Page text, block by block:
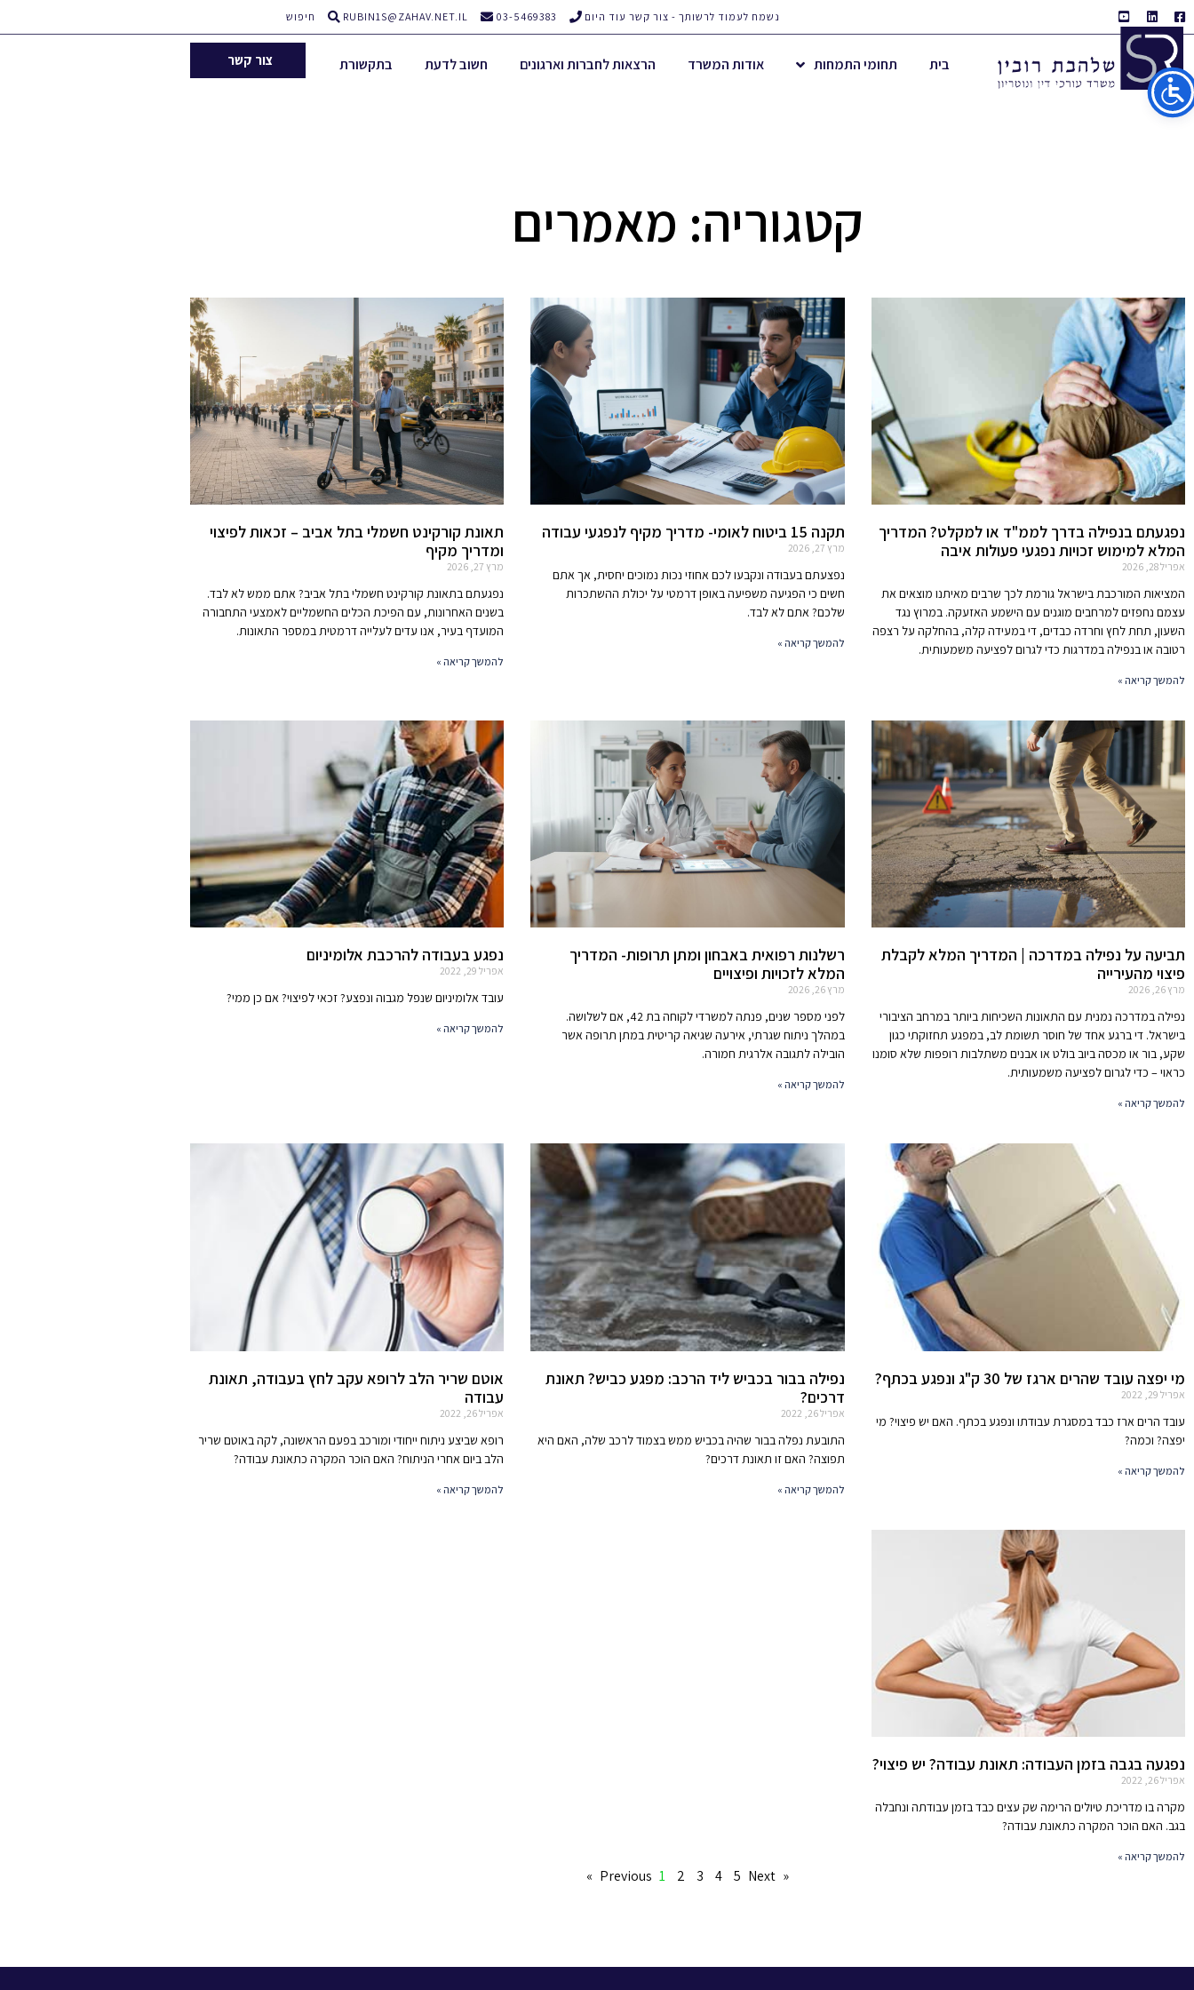
נשמח לעמוד לרשותך - צור קשר עוד היום 03-5469383
RUBIN1S@ZAHAV.NET.IL חיפוש
בית תחומי התמחות אודות המשרד הרצאות לחברות וארגונים חשוב לדעת בתקשורת צור קשר
קטגוריה: מאמרים
נפגעתם בנפילה בדרך לממ"ד או למקלט? המדריך
המלא למימוש זכויות נפגעי פעולות איבה
אפריל 28, 2026
המציאות המורכבת בישראל גורמת לכך שרבים מאיתנו מוצאים את
עצמם נחפזים למרחבים מוגנים עם הישמע האזעקה. במרוץ נגד
השעון, תחת לחץ וחרדה כבדים, די במעידה קלה, בהחלקה על רצפה
רטובה או בנפילה במדרגות כדי לגרום לפציעה משמעותית.
להמשך קריאה »
תקנה 15 ביטוח לאומי- מדריך מקיף לנפגעי עבודה
מרץ 27, 2026
נפצעתם בעבודה ונקבעו לכם אחוזי נכות נמוכים יחסית, אך אתם
חשים כי הפגיעה משפיעה באופן דרמטי על יכולת ההשתכרות
שלכם? אתם לא לבד.
להמשך קריאה »
תאונת קורקינט חשמלי בתל אביב – זכאות לפיצוי
ומדריך מקיף
מרץ 27, 2026
נפגעתם בתאונת קורקינט חשמלי בתל אביב? אתם ממש לא לבד.
בשנים האחרונות, עם הפיכת הכלים החשמליים לאמצעי התחבורה
המועדף בעיר, אנו עדים לעלייה דרמטית במספר התאונות.
להמשך קריאה »
תביעה על נפילה במדרכה | המדריך המלא לקבלת
פיצוי מהעירייה
מרץ 26, 2026
נפילה במדרכה נמנית עם התאונות השכיחות ביותר במרחב הציבורי
בישראל. די ברגע אחד של חוסר תשומת לב, במפגע תחזוקתי כגון
שקע, בור או מכסה ביוב בולט או אבנים משתלבות רופפות שלא סומנו
כראוי – כדי לגרום לפציעה משמעותית.
להמשך קריאה »
רשלנות רפואית באבחון ומתן תרופות- המדריך
המלא לזכויות ופיצויים
מרץ 26, 2026
לפני מספר שנים, פנתה למשרדי לקוחה בת 42, אם לשלושה.
במהלך ניתוח שגרתי, אירעה שגיאה קריטית במתן תרופה אשר
הובילה לתגובה אלרגית חמורה.
להמשך קריאה »
נפגע בעבודה להרכבת אלומיניום
אפריל 29, 2022
עובד אלומיניום שנפל מגבוה ונפצע? זכאי לפיצוי? אם כן ממי?
להמשך קריאה »
מי יפצה עובד שהרים ארגז של 30 ק"ג ונפגע בכתף?
אפריל 29, 2022
עובד הרים ארז כבד במסגרת עבודתו ונפגע בכתף. האם יש פיצוי? מי
יפצה? וכמה?
להמשך קריאה »
נפילה בבור בכביש ליד הרכב: מפגע כביש? תאונת
דרכים?
אפריל 26, 2022
התובעת נפלה בבור שהיה בכביש ממש בצמוד לרכב שלה, האם היא
תפוצה? האם זו תאונת דרכים?
להמשך קריאה »
אוטם שריר הלב לרופא עקב לחץ בעבודה, תאונת
עבודה
אפריל 26, 2022
רופא שביצע ניתוח ייחודי ומורכב בפעם הראשונה, לקה באוטם שריר
הלב ביום אחרי הניתוח? האם הוכר המקרה כתאונת עבודה?
להמשך קריאה »
נפגעה בגבה בזמן העבודה: תאונת עבודה? יש פיצוי?
אפריל 26, 2022
מקרה בו מדריכת טיולים הרימה שק עצים כבד בזמן עבודתה ונחבלה
בגב. האם הוכר המקרה כתאונת עבודה?
להמשך קריאה »
« Previous
1 2 3 4 5 Next »